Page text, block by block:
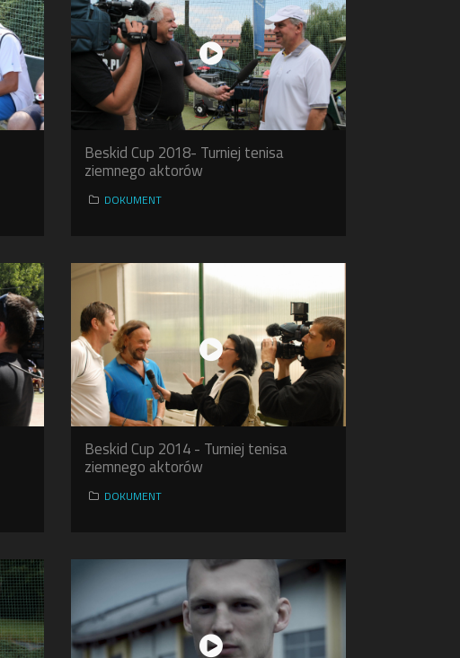
Beskid Cup 2018- Turniej tenisa
ziemnego aktorów
DOKUMENT
Beskid Cup 2014 - Turniej tenisa
ziemnego aktorów
DOKUMENT